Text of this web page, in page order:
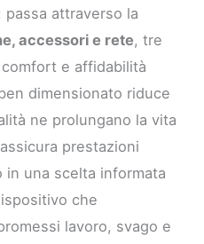
passa attraverso la
accessori e rete, tre
e affidabilità
dimensionato riduce
ne prolungano la vita
prestazioni
una scelta informata
che
lavoro, svago e